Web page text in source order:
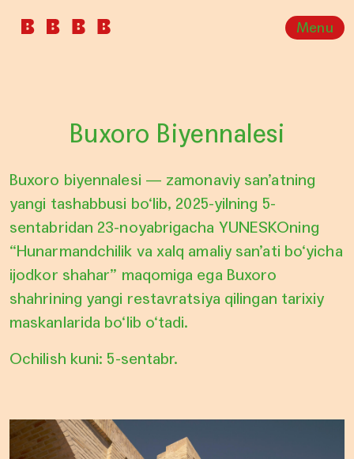
Menu
Buxoro Biyennalesi
Buxoro biyennalesi — zamonaviy san’atning
yangi tashabbusi bo‘lib, 2025-yilning 5-
sentabridan 23-noyabrigacha YUNESKOning
“Hunarmandchilik va xalq amaliy san’ati bo‘yicha
ijodkor shahar” maqomiga ega Buxoro
shahrining yangi restavratsiya qilingan tarixiy
maskanlarida bo‘lib o‘tadi.
Ochilish kuni: 5-sentabr.